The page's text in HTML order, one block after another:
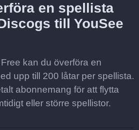
en spellista
till YouSee
kan du överföra en
upp till 200 låtar per spellista.
abonnemang för att flytta
eller större spellistor.